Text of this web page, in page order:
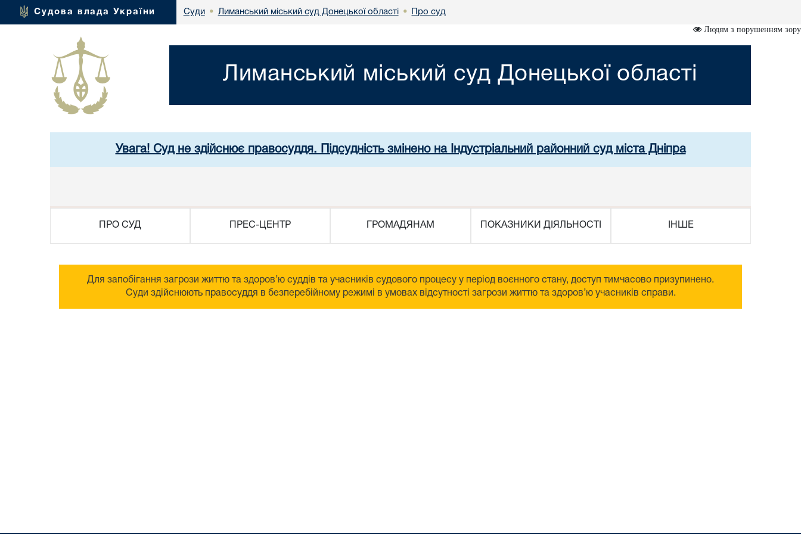
Судова влада України Суди • Лиманський міський суд Донецької області • Про суд
Людям з порушенням зору
Лиманський міський суд Донецької області
Увага! Суд не здійснює правосуддя. Підсудність змінено на Індустріальний районний суд міста Дніпра
ПРО СУД ПРЕС-ЦЕНТР ГРОМАДЯНАМ ПОКАЗНИКИ ДІЯЛЬНОСТІ ІНШЕ
Для запобігання загрози життю та здоров’ю суддів та учасників судового процесу у період воєнного стану, доступ тимчасово призупинено.
Суди здійснюють правосуддя в безперебійному режимі в умовах відсутності загрози життю та здоров’ю учасників справи.